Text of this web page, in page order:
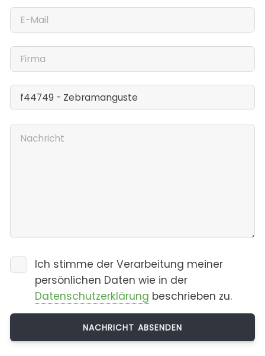
Ich stimme der Verarbeitung meiner
persönlichen Daten wie in der
Datenschutzerklärung beschrieben zu.